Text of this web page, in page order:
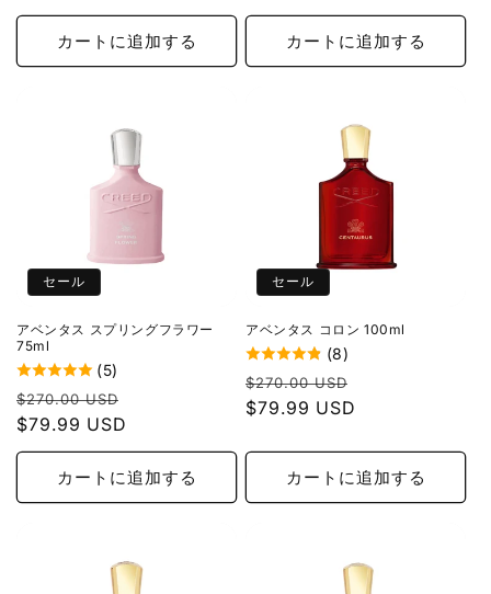
価
ル
価
格
カートに追加する
格
格
カートに追加する
セール
アベンタス スプリングフラワー
75ml
(5)
通
常
価
$270.00 USD
ル
価
格
$79.99 USD
カートに追加する
セール
アベンタス コロン 100ml
(8)
通
常
格
$270.00 USD
格
$79.99 USD
カートに追加する